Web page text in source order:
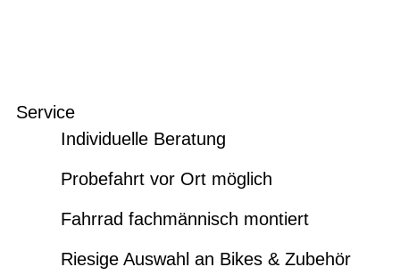
Service
Individuelle Beratung
Probefahrt vor Ort möglich
Fahrrad fachmännisch montiert
Riesige Auswahl an Bikes & Zubehör